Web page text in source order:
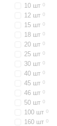
10 шт 0
12 шт 0
15 шт 0
18 шт 0
20 шт 0
25 шт 0
30 шт 0
40 шт 0
45 шт 0
46 шт 0
50 шт 0
100 шт 0
160 шт 0